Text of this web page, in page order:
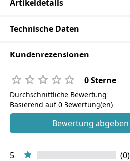
Artikeldetails
Technische Daten
Kundenrezensionen
0 Sterne
Durchschnittliche Bewertung
Basierend auf 0 Bewertung(en)
Bewertung abgeben
5
(0)